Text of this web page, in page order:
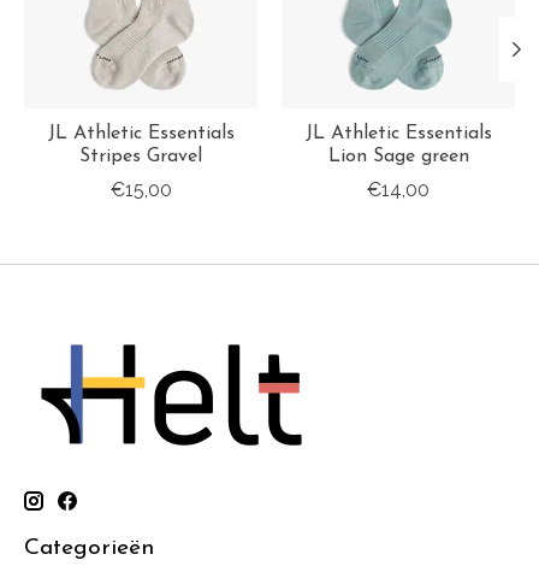
JL Athletic Essentials
Stripes Gravel
€15,00
JL Athletic Essentials
Lion Sage green
€14,00
Categorieën